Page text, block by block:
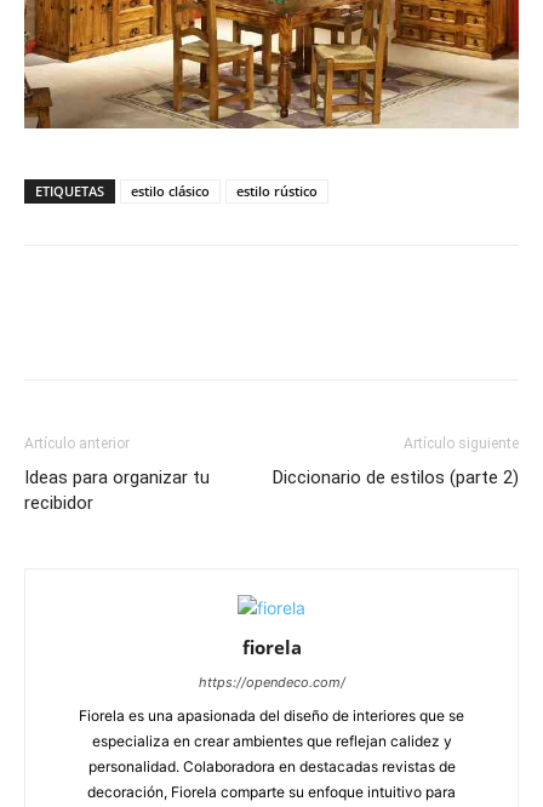
ETIQUETAS estilo clásico estilo rústico
Artículo anterior
Ideas para organizar tu
recibidor
Artículo siguiente
Diccionario de estilos (parte 2)
fiorela
https://opendeco.com/
Fiorela es una apasionada del diseño de interiores que se
especializa en crear ambientes que reflejan calidez y
personalidad. Colaboradora en destacadas revistas de
decoración, Fiorela comparte su enfoque intuitivo para